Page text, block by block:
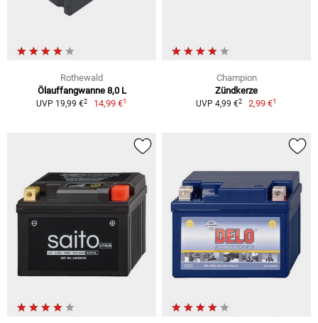
Rothewald
Ölauffangwanne 8,0 L
UVP 19,99 €2 14,99 €1
Champion
Zündkerze
UVP 4,99 €2 2,99 €1